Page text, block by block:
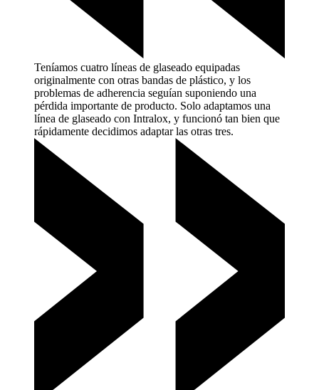
Teníamos cuatro líneas de glaseado equipadas
originalmente con otras bandas de plástico, y los
problemas de adherencia seguían suponiendo una
pérdida importante de producto. Solo adaptamos una
línea de glaseado con Intralox, y funcionó tan bien que
rápidamente decidimos adaptar las otras tres.